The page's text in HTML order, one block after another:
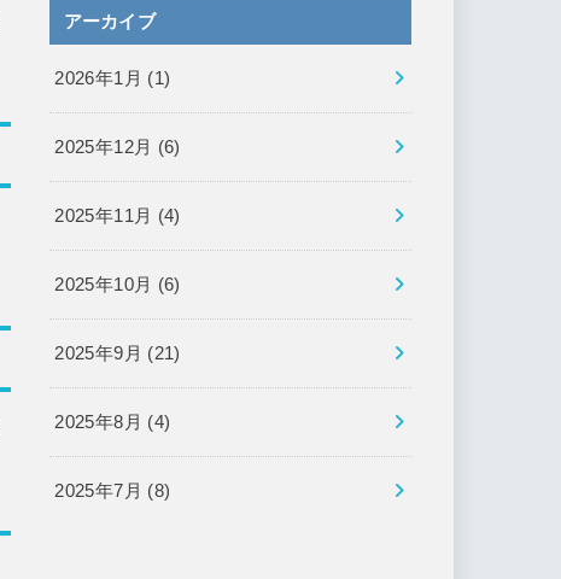
アーカイブ
2026年1月 (1)
2025年12月 (6)
2025年11月 (4)
2025年10月 (6)
2025年9月 (21)
2025年8月 (4)
2025年7月 (8)